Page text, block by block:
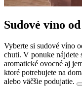
Sudové víno
Vyberte si sudové víno
chuti. V ponuke nájdete
aromatické ovocné aj
ktoré potrebujete na
alebo väčšie podujatie.